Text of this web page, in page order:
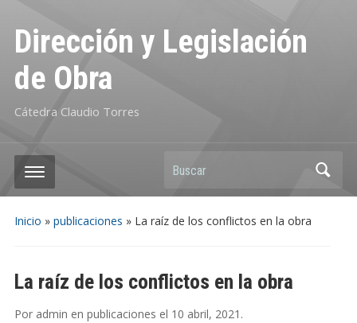
Dirección y Legislación
de Obra
Cátedra Claudio Torres
Buscar
Inicio » publicaciones » La raíz de los conflictos en la obra
La raíz de los conflictos en la obra
Por admin en publicaciones el 10 abril, 2021 .